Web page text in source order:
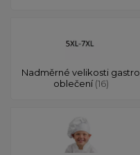
Nadměrné velikosti gastro
oblečení(16)